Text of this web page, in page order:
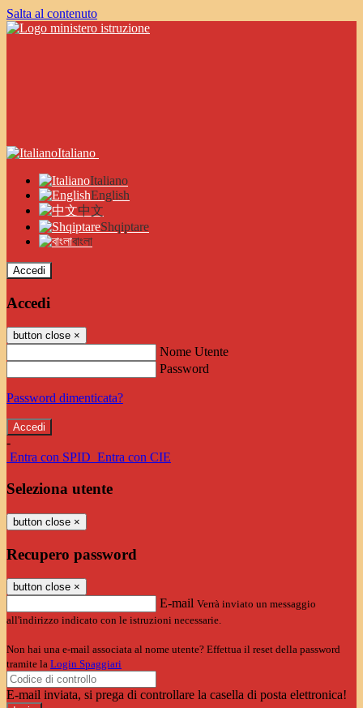
Salta al contenuto
Italiano
Italiano
English
中文
Shqiptare
বাংলা
Accedi
Accedi
button close ×
Nome Utente
Password
Password dimenticata?
-
Entra con SPID Entra con CIE
Seleziona utente
button close ×
Recupero password
button close ×
E-mail Verrà inviato un messaggio
all'indirizzo indicato con le istruzioni necessarie.
Non hai una e-mail associata al nome utente? Effettua il reset della password
tramite la Login Spaggiari
E-mail inviata, si prega di controllare la casella di posta elettronica!